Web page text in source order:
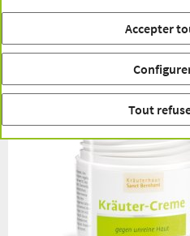
Évaluation du
herbes contre les
Accepter
Tout